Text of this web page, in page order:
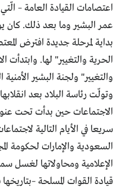
اعتصامات القيادة العامة –
بداية لمرحلة جديدة افترض
الحرية والتغيير" لها. وابتدأت
والتغيير" ولجنة البشير
وتولّت رئاسة البلاد بعد
الاجتماعات حين بدأت تحت
سريعا في الأيام التالية
السعودية والإمارات لحكومة
الإعلامية ومحاولاتها
قيادة القوات المسلحة